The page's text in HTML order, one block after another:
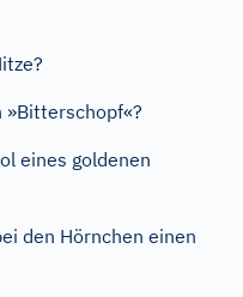
eines goldenen
den Hörnchen einen